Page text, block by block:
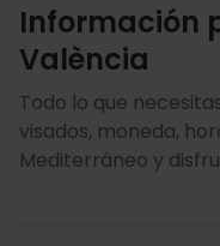
Información
València
Todo lo que
visados, moneda,
Mediterráneo y